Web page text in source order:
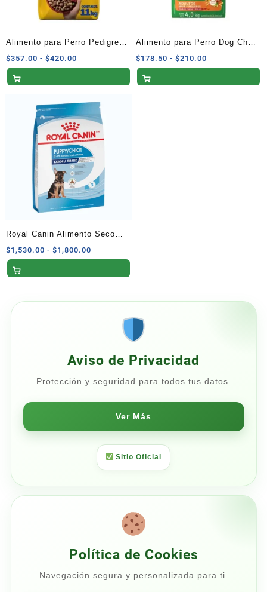
Alimento para Perro Pedigree
Adulto con Res y Vegetales 11
kg
$357.00 - $420.00
de
$357.00
hasta
$420.00
Alimento para Perro Dog Chow
Extra Life Adulto Minis y
Pequeños 4 kg
$178.50 - $210.00
de
Royal Canin Alimento Seco
para Cachorros de Raza
Grande 13.6 kg
$1,530.00 - $1,800.00
de
$1,530.00
$1,800.00
Aviso de Privacidad
Protección y seguridad para todos tus datos.
Ver Más
Sitio Oficial
Política de Cookies
Navegación segura y personalizada para ti.